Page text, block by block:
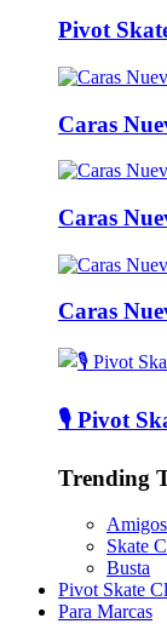
Pivot
Caras
Caras
Caras
🎙️ Pivot
Trending
Amigos
Skate
Busta
Pivot Skate
Para Marcas